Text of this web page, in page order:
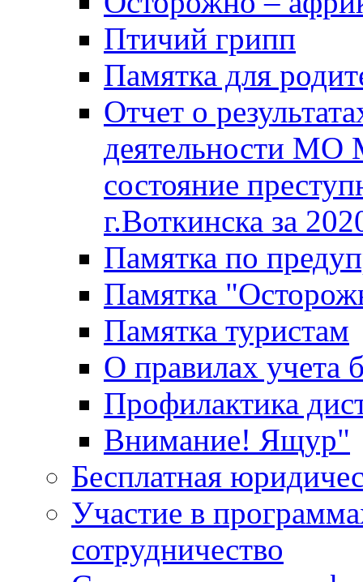
Птичий грипп
Памятка для
Отчет о
деятельности МО
состояние
г.Воткинска за
Памятка по
Памятка
Памятка туристам
О правилах учета
Профилактика
Внимание! Ящур"
Бесплатная
Участие в
сотрудничество